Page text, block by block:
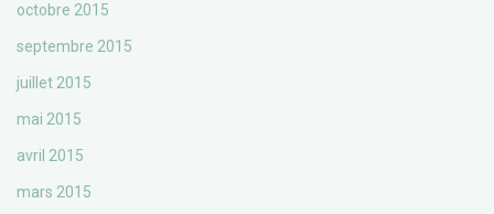
octobre 2015
septembre 2015
juillet 2015
mai 2015
avril 2015
mars 2015